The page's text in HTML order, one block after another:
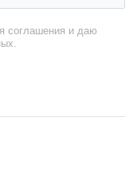
соглашения и даю